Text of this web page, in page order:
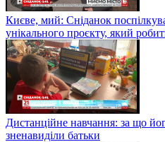
Києве, мий: Сніданок
унікального проєкту, який
Дистанційне навчання: за що
зненавиділи батьки